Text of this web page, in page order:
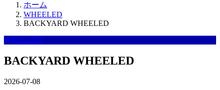
ホーム
WHEELED
BACKYARD WHEELED
WHEELED
BACKYARD WHEELED
2026-07-08